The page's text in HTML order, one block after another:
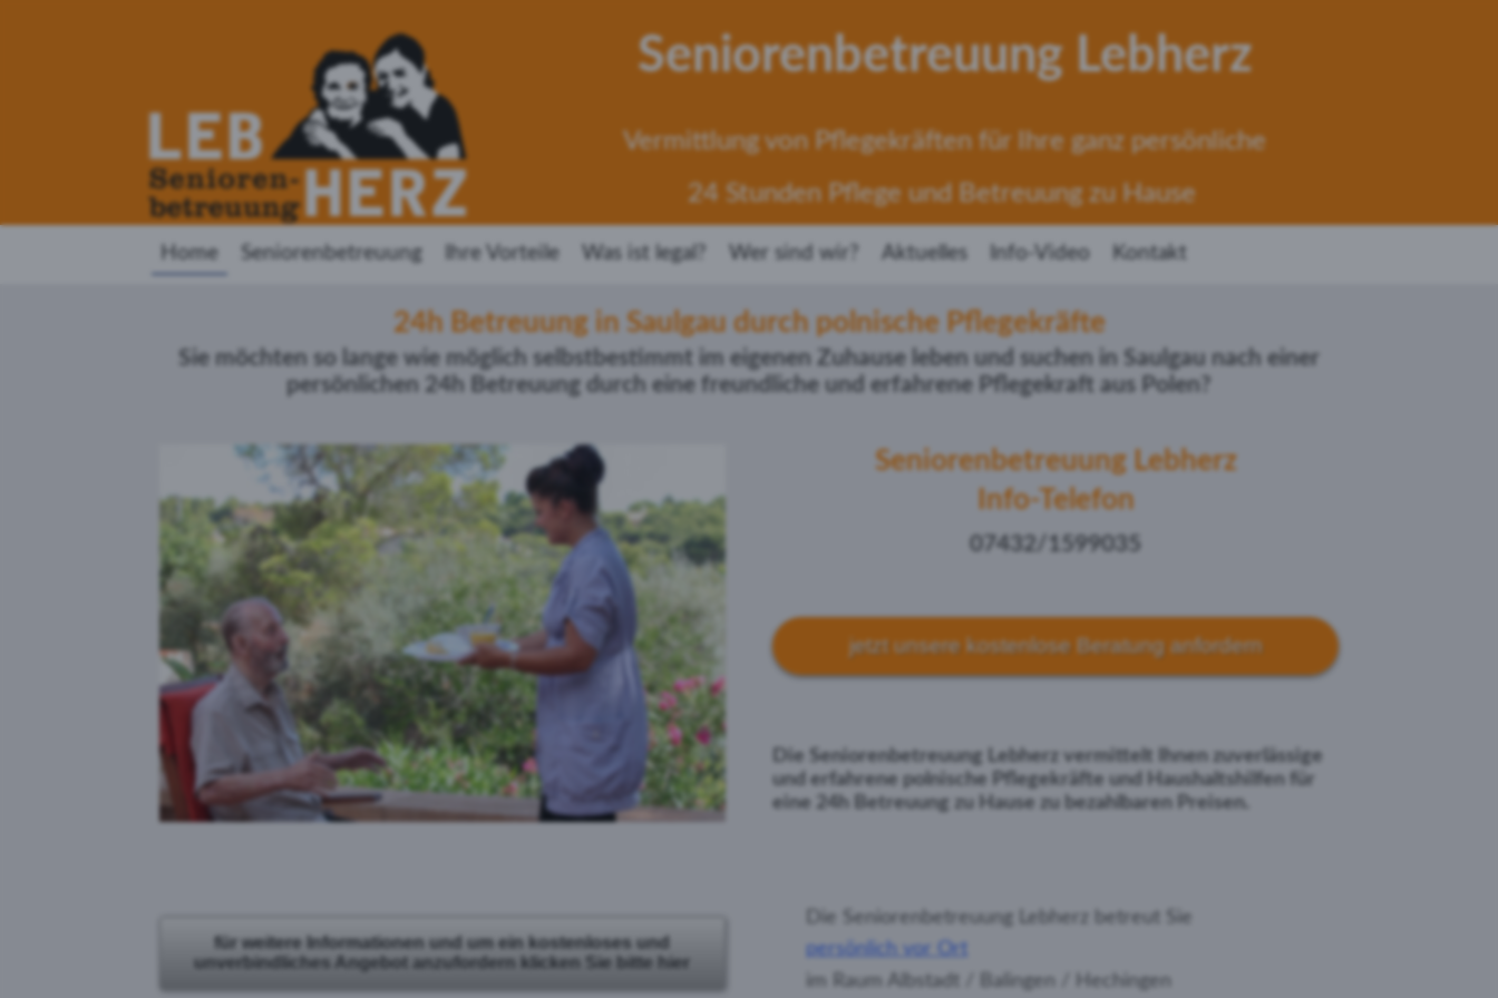
Seniorenbetreuung Lebherz
Vermittlung von Pflegekräften für Ihre ganz persönliche
24 Stunden Pflege und Betreuung zu Hause
Home Seniorenbetreuung Ihre Vorteile Was ist legal? Wer sind wir? Aktuelles Info-Video Kontakt
24h Betreuung in Saulgau durch polnische Pflegekräfte
Sie möchten so lange wie möglich selbstbestimmt im eigenen Zuhause leben und suchen in Saulgau nach einer
persönlichen 24h Betreuung durch eine freundliche und erfahrene Pflegekraft aus Polen?
für weitere Informationen und um ein kostenloses und
unverbindliches Angebot anzufordern klicken Sie bitte hier
Seniorenbetreuung Lebherz
Info-Telefon
07432/1599035
jetzt unsere kostenlose Beratung anfordern
Die Seniorenbetreuung Lebherz vermittelt Ihnen zuverlässige
und erfahrene polnische Pflegekräfte und Haushaltshilfen für
eine 24h Betreuung zu Hause zu bezahlbaren Preisen.
Die Seniorenbetreuung Lebherz betreut Sie
persönlich vor Ort
im Raum Albstadt / Balingen / Hechingen